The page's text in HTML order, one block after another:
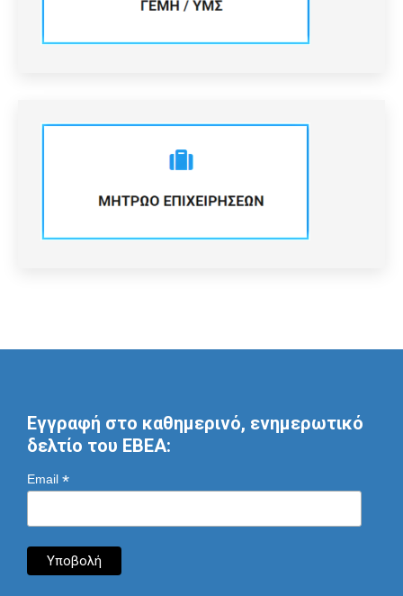
Εγγραφή στο καθημερινό, ενημερωτικό
δελτίο του ΕΒΕΑ:
Email *